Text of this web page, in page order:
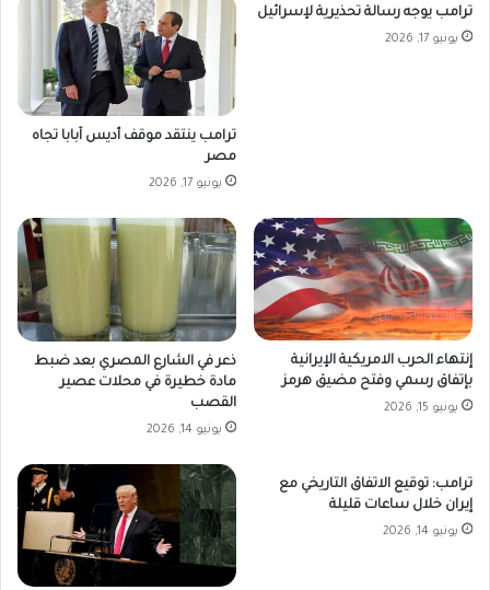
ترامب يوجه رسالة تحذيرية لإسرائيل
يونيو 17, 2026
ترامب ينتقد موقف أديس آبابا تجاه
مصر
يونيو 17, 2026
إنتهاء الحرب الامريكية الإيرانية
بإتفاق رسمي وفتح مضيق هرمز
يونيو 15, 2026
ذعر في الشارع المصري بعد ضبط
مادة خطيرة في محلات عصير
القصب
يونيو 14, 2026
ترامب: توقيع الاتفاق التاريخي مع
إيران خلال ساعات قليلة
يونيو 14, 2026